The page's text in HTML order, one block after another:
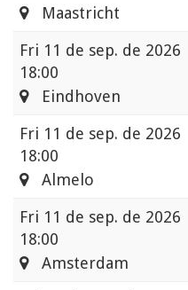
Maastricht
Fri 11 de sep. de 2026
18:00
Eindhoven
Fri 11 de sep. de 2026
18:00
Almelo
Fri 11 de sep. de 2026
18:00
Amsterdam